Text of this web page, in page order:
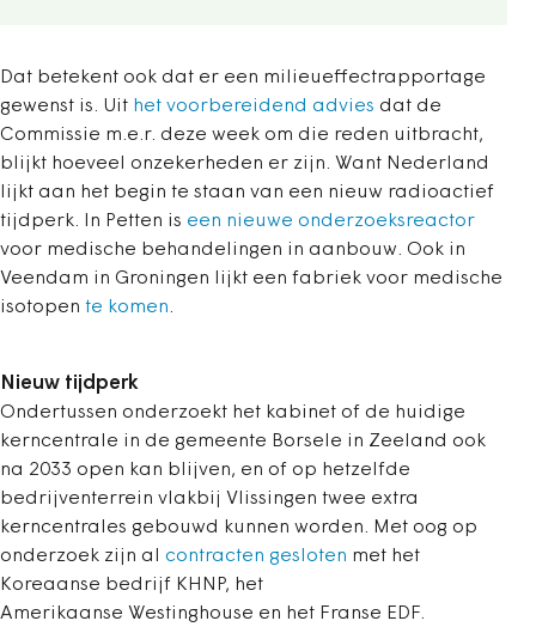
Dat betekent ook dat er een milieueffectrapportage
gewenst is. Uit het voorbereidend advies dat de
Commissie m.e.r. deze week om die reden uitbracht,
blijkt hoeveel onzekerheden er zijn. Want Nederland
lijkt aan het begin te staan van een nieuw radioactief
tijdperk. In Petten is een nieuwe onderzoeksreactor
voor medische behandelingen in aanbouw. Ook in
Veendam in Groningen lijkt een fabriek voor medische
isotopen te komen.
Nieuw tijdperk
Ondertussen onderzoekt het kabinet of de huidige
kerncentrale in de gemeente Borsele in Zeeland ook
na 2033 open kan blijven, en of op hetzelfde
bedrijventerrein vlakbij Vlissingen twee extra
kerncentrales gebouwd kunnen worden. Met oog op
onderzoek zijn al contracten gesloten met het
Koreaanse bedrijf KHNP, het
Amerikaanse Westinghouse en het Franse EDF.